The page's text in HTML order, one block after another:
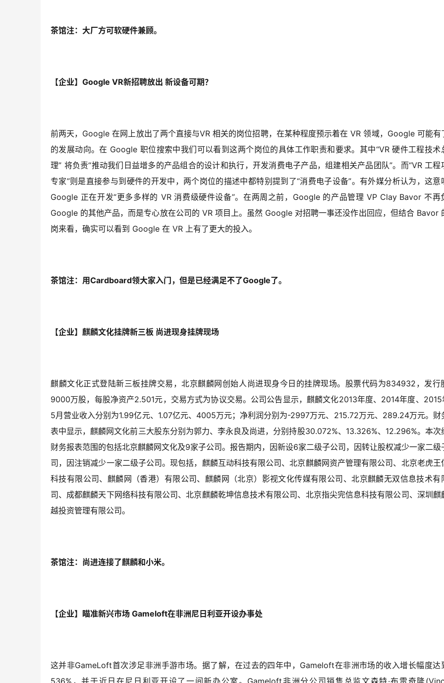
茶馆注：大厂方可软硬件兼顾。
【企业】Google VR新招聘放出 新设备可期？
前两天，Google 在网上放出了两个直接与VR 相关的岗位招聘，在某种程度预示着在 VR 领域，Google 可能有
的发展动向。在 Google 职位搜索中我们可以看到这两个岗位的具体工作职责和要求。其中“VR 硬件工程技术
理” 将负责“推动我们日益增多的产品组合的设计和执行，开发消费电子产品，组建相关产品团队”。而“VR 工程
专家”则是直接参与到硬件的开发中，两个岗位的描述中都特别提到了“消费电子设备”。有外媒分析认为，这意
Google 正在开发“更多多样的 VR 消费级硬件设备”。在两周之前，Google 的产品管理 VP Clay Bavor 不再
Google 的其他产品，而是专心放在公司的 VR 项目上。虽然 Google 对招聘一事还没作出回应，但结合 Bavor
岗来看，确实可以看到 Google 在 VR 上有了更大的投入。
茶馆注：用Cardboard领大家入门，但是已经满足不了Google了。
【企业】麒麟文化挂牌新三板 尚进现身挂牌现场
麒麟文化正式登陆新三板挂牌交易，北京麒麟网创始人尚进现身今日的挂牌现场。股票代码为834932，发行
9000万股，每股净资产2.501元，交易方式为协议交易。公司公告显示，麒麟文化2013年度、2014年度、2015
5月营业收入分别为1.99亿元、1.07亿元、4005万元；净利润分别为-2997万元、215.72万元、289.24万元。财
表中显示，麒麟网文化前三大股东分别为郭力、李永良及尚进，分别持股30.072%、13.326%、12.296%。本次
财务报表范围的包括北京麒麟网文化及9家子公司。报告期内，因新设6家二级子公司，因转让股权减少一家二级
司，因注销减少一家二级子公司。现包括，麒麟互动科技有限公司、北京麒麟网资产管理有限公司、北京老虎王
科技有限公司、麒麟网（香港）有限公司、麒麟网（北京）影视文化传媒有限公司、北京麒麟无双信息技术有
司、成都麒麟天下网络科技有限公司、北京麒麟乾坤信息技术有限公司、北京指尖完信息科技有限公司、深圳麒
越投资管理有限公司。
茶馆注：尚进连接了麒麟和小米。
【企业】瞄准新兴市场 Gameloft在非洲尼日利亚开设办事处
这并非GameLoft首次涉足非洲手游市场。据了解，在过去的四年中，Gameloft在非洲市场的收入增长幅度达